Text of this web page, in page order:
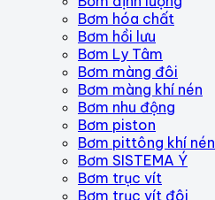
Bơm hóa chất
Bơm hồi lưu
Bơm Ly Tâm
Bơm màng đôi
Bơm màng khí nén
Bơm nhu động
Bơm piston
Bơm pittông khí nén
Bơm SISTEMA Ý
Bơm trục vít
Bơm trục vít đôi